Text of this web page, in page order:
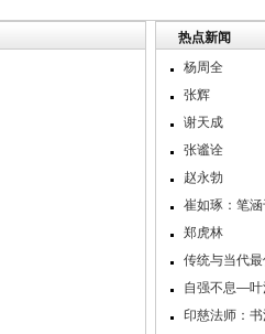
热点新闻
杨周全
张辉
谢天成
张谧诠
赵永勃
崔如琢：笔
郑虎林
传统与当代
自强不息—叶
印慈法师：